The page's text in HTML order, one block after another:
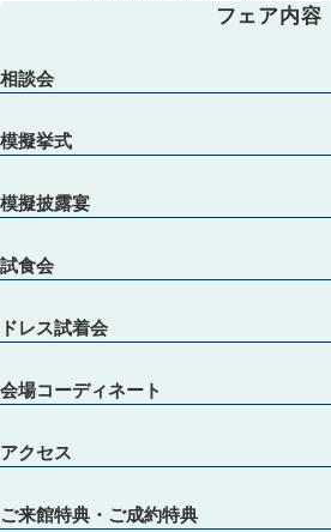
フェア内容
相談会
【初めての見学・列席経験０でも安心♪】スタイル
模擬挙式
模擬披露宴
試食会
ドレス試着会
会場コーディネート
アクセス
ご来館特典・ご成約特典